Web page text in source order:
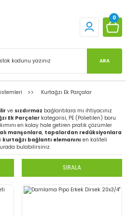
ARA
0
Kurtağzı Ek Parçalar
ve sızdırmaz bağlantılara mı ihtiyacınız
Ek Parçalar kategorisi, PE (Polietilen) boru
en kolay hale getiren pratik çözümler
manşonlara, tapalardan redüksiyonlara
kurtağzı bağlantı elemanını en kaliteli
bulabilirsiniz.
SIRALA